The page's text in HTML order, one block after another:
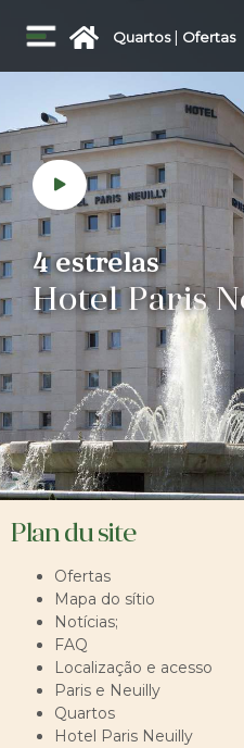
Quartos | Ofertas
4 estrelas
HotelParis
Plan du site
Ofertas
Mapa do sítio
Notícias;
FAQ
Localização e acesso
Paris e Neuilly
Quartos
Hotel Paris Neuilly